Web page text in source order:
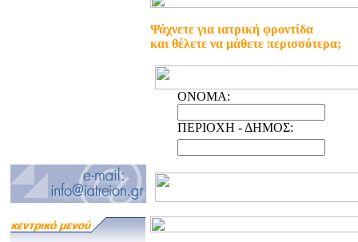
Ψάχνετε για ιατρική φροντίδα
και θέλετε να μάθετε περισσότερα;
ONOMA:
ΠΕΡΙΟΧΗ - ΔΗΜΟΣ: